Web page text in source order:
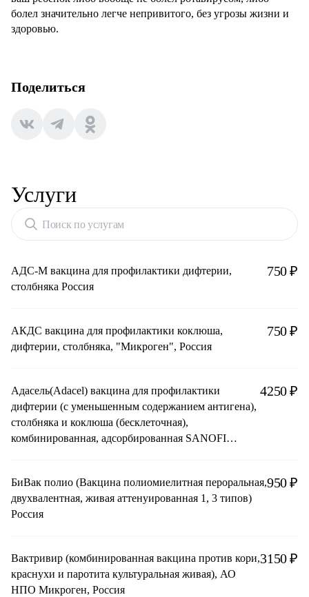
болел значительно легче непривитого, без угрозы жизни и
здоровью.
Поделиться
Услуги
Поиск по услугам
АДС-М вакцина для профилактики дифтерии,
столбняка Россия
750 ₽
АКДС вакцина для профилактики коклюша,
дифтерии, столбняка, "Микроген", Россия
750 ₽
Адасель(Adacel) вакцина для профилактики
дифтерии (с уменьшенным содержанием антигена),
столбняка и коклюша (бесклеточная),
комбинированная, адсорбированная SANOFI
4250 ₽
БиВак полио (Вакцина полиомиелитная пероральная,
двухвалентная, живая аттенуированная 1, 3 типов)
Россия
950 ₽
Вактривир (комбинированная вакцина против кори,
краснухи и паротита культуральная живая), АО
НПО Микроген, Россия
3150 ₽